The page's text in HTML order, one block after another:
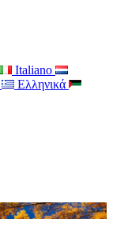
Italiano
Ελληνικά